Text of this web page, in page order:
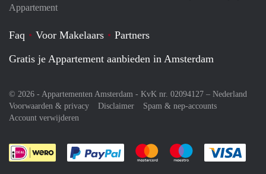
Appartement
Faq Voor Makelaars
Partners
Gratis je Appartement aanbieden in Amsterdam
© 2026 - Appartementen Amsterdam - KvK nr. 02094127 – Nederland
Voorwaarden & privacy
Disclaimer
Spam & nep-accounts
Account verwijderen
Je rekent gemakkelijk af met Paypal
Je rekent gemakkelijk af met
Je rekent